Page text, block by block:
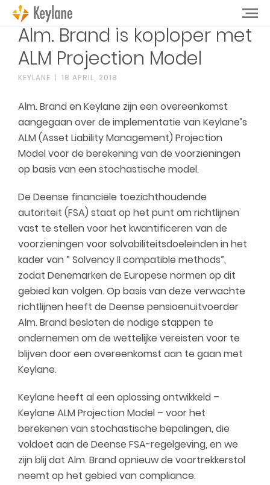
Alm. Brand is koploper met
ALM Projection Model
KEYLANE 18 APRIL, 2018
Alm. Brand en Keylane zijn een overeenkomst
aangegaan over de implementatie van Keylane’s
ALM (Asset Liability Management) Projection
Model voor de berekening van de voorzieningen
op basis van een stochastische model.
De Deense financiële toezichthoudende
autoriteit (FSA) staat op het punt om richtlijnen
vast te stellen voor het kwantificeren van de
voorzieningen voor solvabiliteitsdoeleinden in het
kader van ” Solvency II compatible methods”,
zodat Denemarken de Europese normen op dit
gebied kan volgen. Op basis van deze verwachte
richtlijnen heeft de Deense pensioenuitvoerder
Alm. Brand besloten de nodige stappen te
ondernemen om de wettelijke vereisten voor te
blijven door een overeenkomst aan te gaan met
Keylane.
Keylane heeft al een oplossing ontwikkeld –
Keylane ALM Projection Model – voor het
berekenen van stochastische bepalingen, die
voldoet aan de Deense FSA-regelgeving, en we
zijn blij dat Alm. Brand opnieuw de voortrekkerstol
neemt op het gebied van compliance.